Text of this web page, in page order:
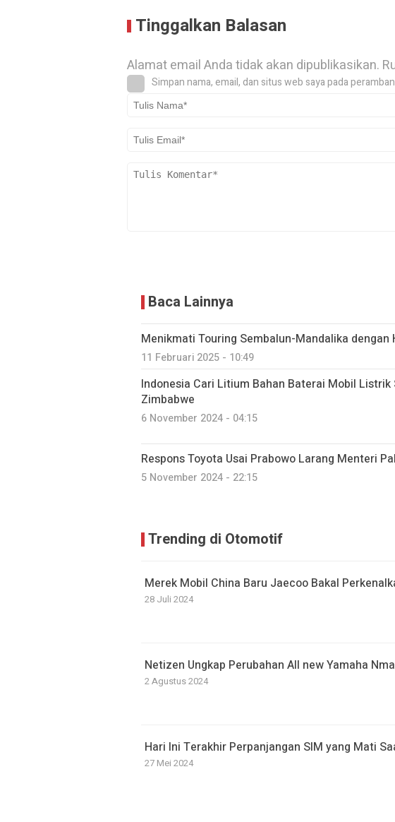
Tinggalkan Balasan
Alamat email Anda tidak akan dipublikasikan.
Simpan nama, email, dan situs web saya pada
Baca Lainnya
Menikmati Touring Sembalun-Mandalika dengan
11 Februari 2025 - 10:49
Indonesia Cari Litium Bahan Baterai Mobil Listrik
Zimbabwe
6 November 2024 - 04:15
Respons Toyota Usai Prabowo Larang Menteri
5 November 2024 - 22:15
Trending di Otomotif
Merek Mobil China Baru Jaecoo Bakal
28 Juli 2024
Netizen Ungkap Perubahan All new Yamaha
2 Agustus 2024
Hari Ini Terakhir Perpanjangan SIM yang Mati
27 Mei 2024